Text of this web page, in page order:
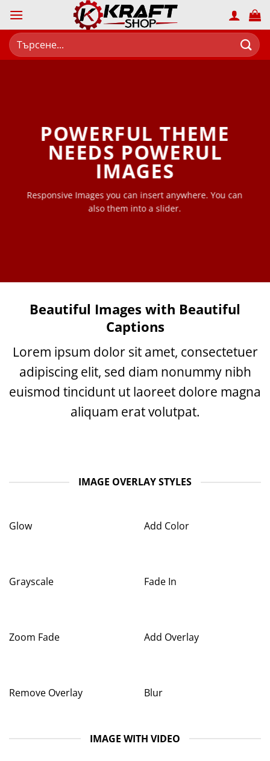
content
Търсене
за:
POWERFUL THEME
NEEDS POWERUL
IMAGES
Responsive Images you can insert anywhere. You can
also them into a slider.
Beautiful Images with Beautiful
Captions
Lorem ipsum dolor sit amet, consectetuer
adipiscing elit, sed diam nonummy nibh
euismod tincidunt ut laoreet dolore magna
aliquam erat volutpat.
IMAGE OVERLAY STYLES
Glow Add Color
Grayscale Fade In
Zoom Fade Add Overlay
Remove Overlay Blur
IMAGE WITH VIDEO